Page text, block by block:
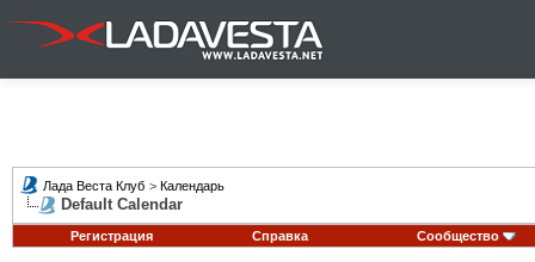
Лада Веста Клуб > Календарь
Default Calendar
Регистрация Справка Сообщество